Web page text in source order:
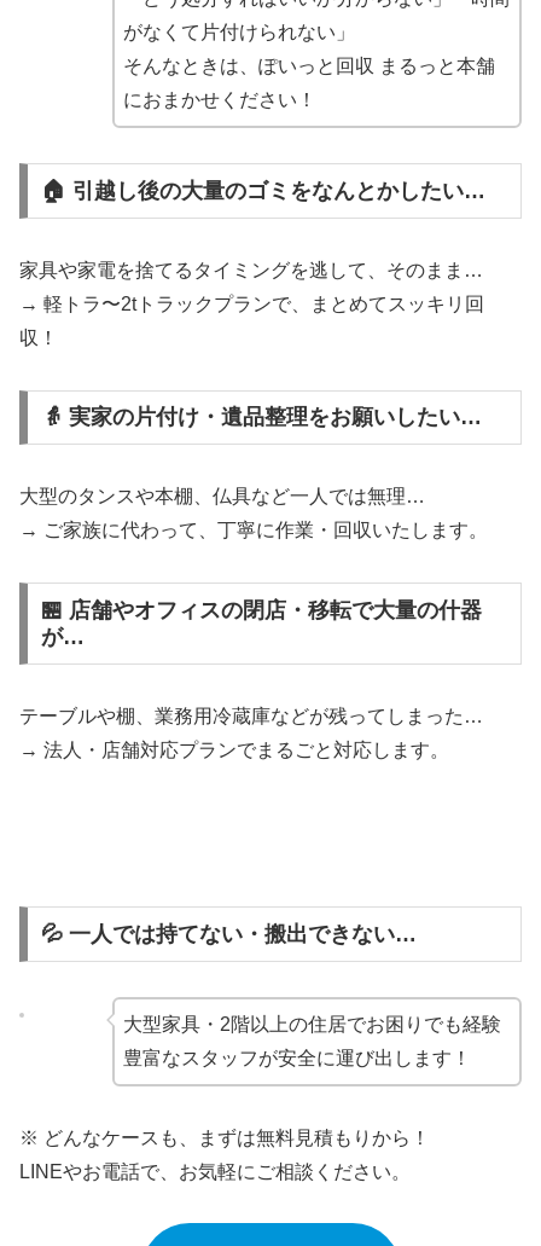
がなくて片付けられない」
そんなときは、ぽいっと回収 まるっと本舗
におまかせください！
🏠 引越し後の大量のゴミをなんとかしたい…
家具や家電を捨てるタイミングを逃して、そのまま…
→ 軽トラ〜2tトラックプランで、まとめてスッキリ回
収！
👵 実家の片付け・遺品整理をお願いしたい…
大型のタンスや本棚、仏具など一人では無理…
→ ご家族に代わって、丁寧に作業・回収いたします。
🏪 店舗やオフィスの閉店・移転で大量の什器
が…
テーブルや棚、業務用冷蔵庫などが残ってしまった…
→ 法人・店舗対応プランでまるごと対応します。
💦 一人では持てない・搬出できない…
大型家具・2階以上の住居でお困りでも経験
豊富なスタッフが安全に運び出します！
※ どんなケースも、まずは無料見積もりから！
LINEやお電話で、お気軽にご相談ください。